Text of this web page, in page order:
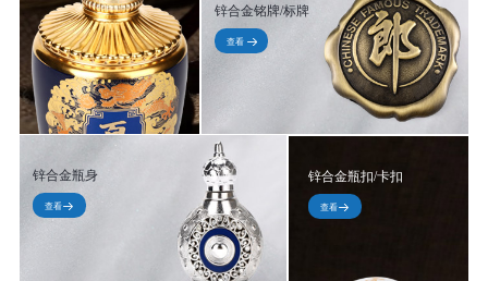
锌合金瓶扣/卡扣
查看
锌合金铭牌/标牌
查看
锌合金瓶身
查看